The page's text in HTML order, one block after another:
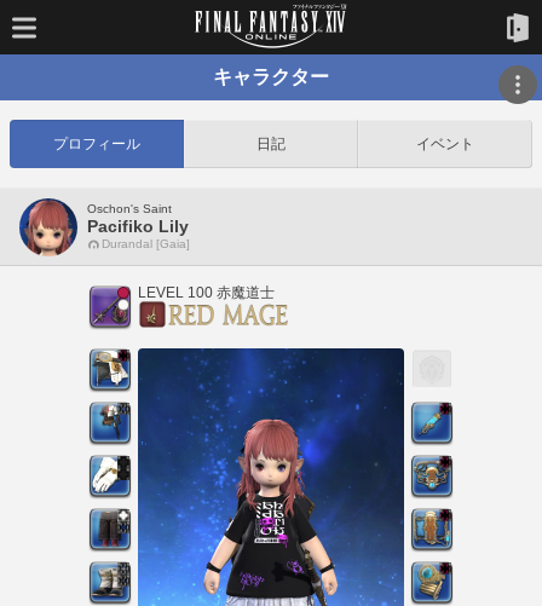
キャラクター
プロフィール 日記 イベント
Oschon's Saint
Pacifiko Lily
Durandal [Gaia]
LEVEL 100 赤魔道士